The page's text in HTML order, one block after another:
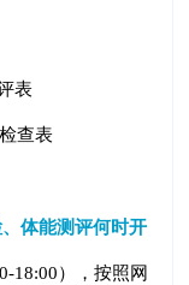
表
查表
体能测评何时开
18:00），按照网